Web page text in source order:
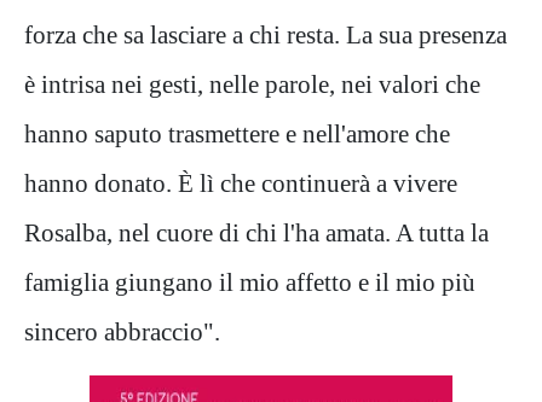
forza che sa lasciare a chi resta. La sua presenza
è intrisa nei gesti, nelle parole, nei valori che
hanno saputo trasmettere e nell'amore che
hanno donato. È lì che continuerà a vivere
Rosalba, nel cuore di chi l'ha amata. A tutta la
famiglia giungano il mio affetto e il mio più
sincero abbraccio".